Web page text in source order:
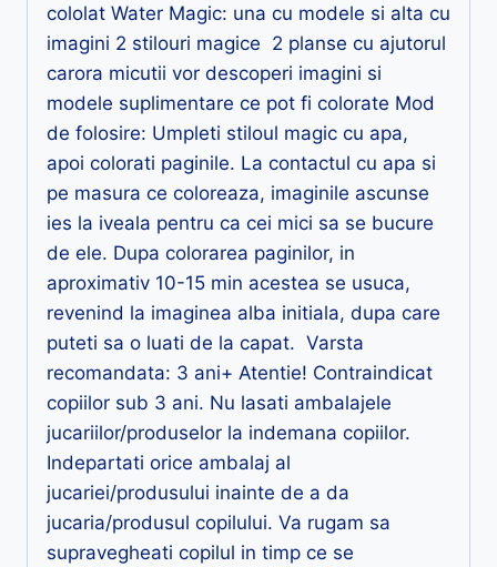
cololat Water Magic: una cu modele si alta cu
imagini 2 stilouri magice 2 planse cu ajutorul
carora micutii vor descoperi imagini si
modele suplimentare ce pot fi colorate Mod
de folosire: Umpleti stiloul magic cu apa,
apoi colorati paginile. La contactul cu apa si
pe masura ce coloreaza, imaginile ascunse
ies la iveala pentru ca cei mici sa se bucure
de ele. Dupa colorarea paginilor, in
aproximativ 10-15 min acestea se usuca,
revenind la imaginea alba initiala, dupa care
puteti sa o luati de la capat. Varsta
recomandata: 3 ani+ Atentie! Contraindicat
copiilor sub 3 ani. Nu lasati ambalajele
jucariilor/produselor la indemana copiilor.
Indepartati orice ambalaj al
jucariei/produsului inainte de a da
jucaria/produsul copilului. Va rugam sa
supravegheati copilul in timp ce se